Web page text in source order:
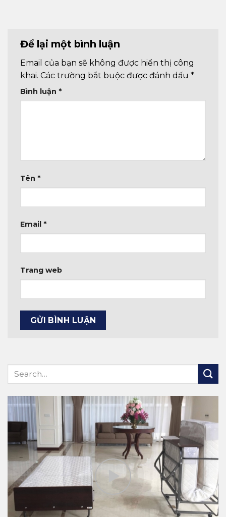
Để lại một bình luận
Email của bạn sẽ không được hiển thị công
khai. Các trường bắt buộc được đánh dấu *
Bình luận *
Tên *
Email *
Trang web